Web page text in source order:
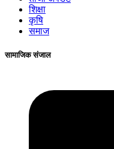
शिक्षा
कृषि
समाज
सामाजिक संजाल